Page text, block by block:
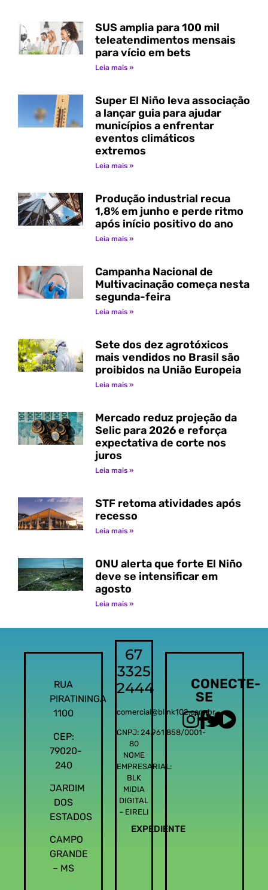
SUS amplia para 100 mil
teleatendimentos mensais
para vício em bets
Leia mais »
Super El Niño leva associação
a lançar guia para ajudar
municípios a enfrentar
eventos climáticos
extremos
Leia mais »
Produção industrial recua
1,8% em junho e perde ritmo
após início positivo do ano
Leia mais »
Campanha Nacional de
Multivacinação começa nesta
segunda-feira
Leia mais »
Sete dos dez agrotóxicos
mais vendidos no Brasil são
proibidos na União Europeia
Leia mais »
Mercado reduz projeção da
Selic para 2026 e reforça
expectativa de corte nos
juros
Leia mais »
STF retoma atividades após
recesso
Leia mais »
ONU alerta que forte El Niño
deve se intensificar em
agosto
Leia mais »
RUA
PIRATININGA
1100
CEP:
79020-
240
JARDIM
DOS
ESTADOS
CAMPO
GRANDE
– MS
67
3325
2444
comercial@blink102.com.br
CNPJ: 24.961.858/0001-
80
NOME
EMPRESARIAL:
BLK
MIDIA
DIGITAL
– EIRELI
EXPEDIENTE
CONECTE-
SE